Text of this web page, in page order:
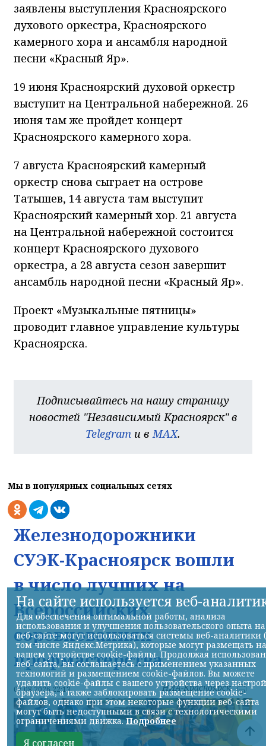
заявлены выступления Красноярского
духового оркестра, Красноярского
камерного хора и ансамбля народной
песни «Красный Яр».
19 июня Красноярский духовой оркестр
выступит на Центральной набережной. 26
июня там же пройдет концерт
Красноярского камерного хора.
7 августа Красноярский камерный
оркестр снова сыграет на острове
Татышев, 14 августа там выступит
Красноярский камерный хор. 21 августа
на Центральной набережной состоится
концерт Красноярского духового
оркестра, а 28 августа сезон завершит
ансамбль народной песни «Красный Яр».
Проект «Музыкальные пятницы»
проводит главное управление культуры
Красноярска.
Подписывайтесь на нашу страницу
новостей "Независимый Красноярск" в
Telegram и в MAX.
Мы в популярных социальных сетях
Железнодорожники
СУЭК-Красноярск вошли
в число лучших на
Всероссийских
соревнованиях
профмастерства
07.08.2026 22:13 НИА-Красноярск
На сайте используется веб-
Для обеспечения оптимальной работы, анализа
использования и улучшения пользовательского опыта на
веб-сайте могут использоваться системы веб-аналитики
том числе Яндекс.Метрика), которые могут размещать на
вашем устройстве cookie-файлы. Продолжая
веб-сайта, вы соглашаетесь с применением указанных
технологий и размещением cookie-файлов. Вы можете
удалить cookie-файлы с вашего устройства через
браузера, а также заблокировать размещение cookie-
файлов, однако при этом некоторые функции веб-сайта
могут быть недоступными в связи с технологическими
ограничениями движка.Подробнее
Я согласен